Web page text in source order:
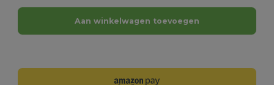
Aan winkelwagen toevoegen